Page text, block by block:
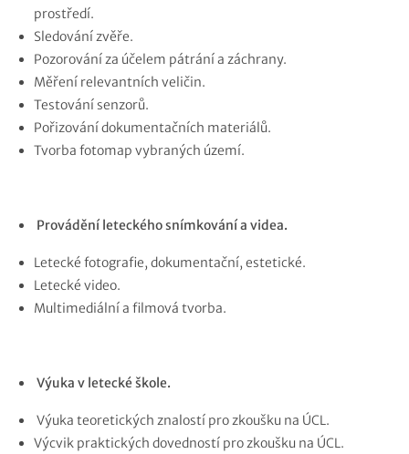
prostředí.
Sledování zvěře.
Pozorování za účelem pátrání a záchrany.
Měření relevantních veličin.
Testování senzorů.
Pořizování dokumentačních materiálů.
Tvorba fotomap vybraných území.
Provádění leteckého snímkování a videa.
Letecké fotografie, dokumentační, estetické.
Letecké video.
Multimediální a filmová tvorba.
Výuka v letecké škole.
Výuka teoretických znalostí pro zkoušku na ÚCL.
Výcvik praktických dovedností pro zkoušku na ÚCL.